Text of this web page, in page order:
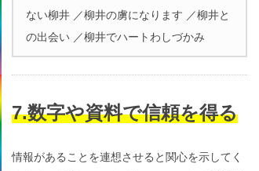
ない柳井 ／柳井の虜になります ／柳井と
の出会い ／柳井でハートわしづかみ
7.数字や資料で信頼を得る
情報があることを連想させると関心を示してく